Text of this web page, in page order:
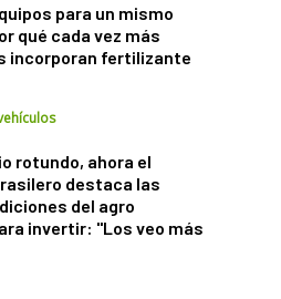
para un mismo
qué cada vez más
incorporan fertilizante
rotundo, ahora el
destaca las
del agro
invertir: "Los veo más